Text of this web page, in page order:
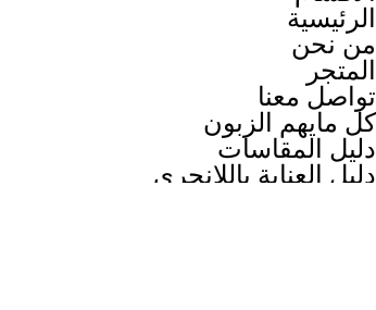
الرئيسية
من نحن
المتجر
تواصل معنا
كل مايهم الزبون
دليل المقاسات
دليل العناية باللانجري